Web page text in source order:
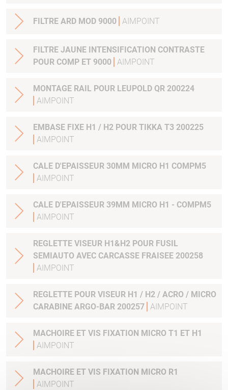
FILTRE ARD MOD 9000 AIMPOINT
FILTRE JAUNE INTENSIFICATION CONTRASTE
POUR COMP ET 9000 AIMPOINT
MONTAGE RAIL POUR LEUPOLD QR 200224
AIMPOINT
EMBASE FIXE H1 / H2 POUR TIKKA T3 200225
AIMPOINT
CALE D'EPAISSEUR 30MM MICRO H1 COMPM5
AIMPOINT
CALE D'EPAISSEUR 39MM MICRO H1 - COMPM5
AIMPOINT
REGLETTE VISEUR H1&H2 POUR FUSIL
SEMIAUTO AVEC CARCASSE FRAISEE 200258
AIMPOINT
REGLETTE POUR VISEUR H1 / H2 / ACRO / MICRO
CARABINE ARGO-BAR 200257 AIMPOINT
MACHOIRE ET VIS FIXATION MICRO T1 ET H1
AIMPOINT
MACHOIRE ET VIS FIXATION MICRO R1
AIMPOINT